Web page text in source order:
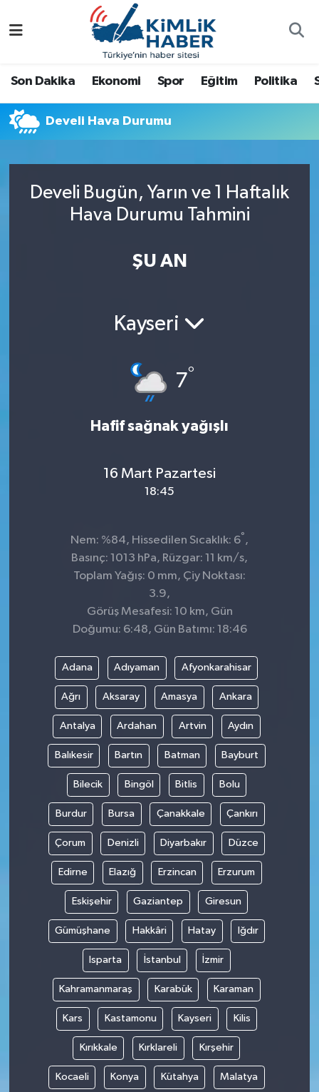
Son Dakika Ekonomi Spor Eğitim Politika
Develi Hava Durumu
Develi Bugün, Yarın ve 1 Haftalık
Hava Durumu Tahmini
ŞU AN
Kayseri
7°
Hafif sağnak yağışlı
16 Mart Pazartesi
18:45
Nem: %84, Hissedilen Sıcaklık: 6° ,
Basınç: 1013 hPa, Rüzgar: 11 km/s,
Toplam Yağış: 0 mm, Çiy Noktası:
3.9,
Görüş Mesafesi: 10 km, Gün
Doğumu: 6:48, Gün Batımı: 18:46
Adana Adıyaman Afyonkarahisar
Ağrı Aksaray Amasya Ankara
Antalya Ardahan Artvin Aydın
Balıkesir Bartın Batman Bayburt
Bilecik Bingöl Bitlis Bolu
Burdur Bursa Çanakkale Çankırı
Çorum Denizli Diyarbakır Düzce
Edirne Elazığ Erzincan Erzurum
Eskişehir Gaziantep Giresun
Gümüşhane Hakkâri Hatay Iğdır
Isparta İstanbul İzmir
Kahramanmaraş Karabük Karaman
Kars Kastamonu Kayseri Kilis
Kırıkkale Kırklareli Kırşehir
Kocaeli Konya Kütahya Malatya
Antalya
Dünya
Eğitim
Sağlık
Teknoloji
Nöbetçi Eczaneler
Namaz Vakitleri
Trafik Durumu
Süper Lig Puan Durumu ve Fikstür
Son Dakika Haberleri